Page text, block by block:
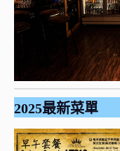
2025最新菜單